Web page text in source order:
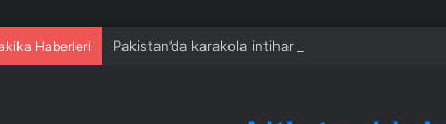
Haberleri Pakistan’da karakola intihar saldırısı; 7 ölü, 15 yaralı